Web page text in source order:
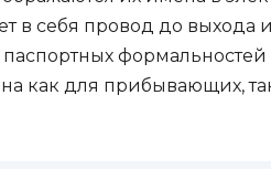
в себя провод до выхода
как для прибывающих,